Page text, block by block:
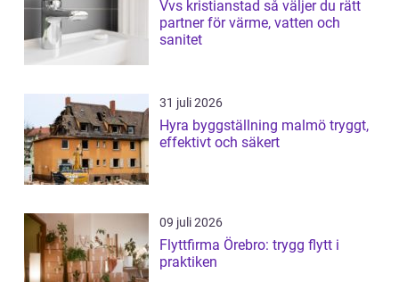
Vvs kristianstad så väljer du rätt
partner för värme, vatten och
sanitet
31 juli 2026
Hyra byggställning malmö tryggt,
effektivt och säkert
09 juli 2026
Flyttfirma Örebro: trygg flytt i
praktiken